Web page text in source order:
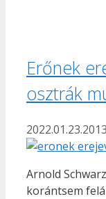
Erőnek
osztrák
2022.01.23.
Arnold
korántsem